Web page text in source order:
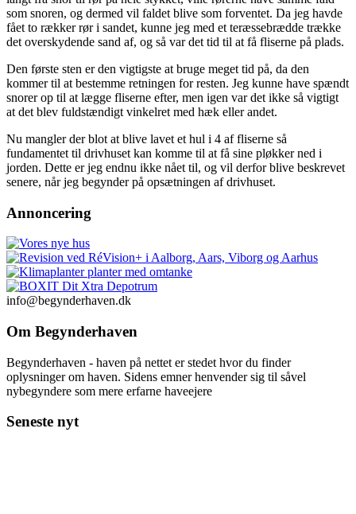
som snoren, og dermed vil faldet blive som forventet. Da jeg havde
fået to rækker rør i sandet, kunne jeg med et teræssebrædde trække
det overskydende sand af, og så var det tid til at få fliserne på plads.
Den første sten er den vigtigste at bruge meget tid på, da den
kommer til at bestemme retningen for resten. Jeg kunne have spændt
snorer op til at lægge fliserne efter, men igen var det ikke så vigtigt
at det blev fuldstændigt vinkelret med hæk eller andet.
Nu mangler der blot at blive lavet et hul i 4 af fliserne så
fundamentet til drivhuset kan komme til at få sine pløkker ned i
jorden. Dette er jeg endnu ikke nået til, og vil derfor blive beskrevet
senere, når jeg begynder på opsætningen af drivhuset.
Annoncering
info@begynderhaven.dk
Om Begynderhaven
Begynderhaven - haven på nettet er stedet hvor du finder
oplysninger om haven. Sidens emner henvender sig til såvel
nybegyndere som mere erfarne haveejere
Seneste nyt